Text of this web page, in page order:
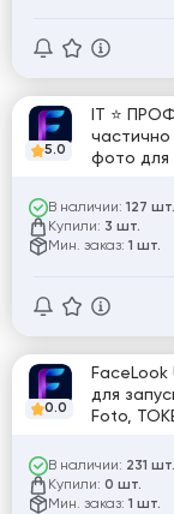
5.0
IT ⭐️ ПРОФИЛЬ |
частично
фото для
В наличии: 127 шт.
Купили: 3 шт.
Мин. заказ: 1 шт.
0.0
для
Foto,
ЗРД)
В наличии: 231 шт.
Купили: 0 шт.
Мин. заказ: 1 шт.